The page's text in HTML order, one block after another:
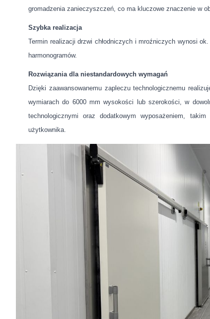
gromadzenia zanieczyszczeń, co ma kluczowe znaczenie w
Szybka realizacja
Termin realizacji drzwi chłodniczych i mroźniczych wynosi
harmonogramów.
Rozwiązania dla niestandardowych wymagań
Dzięki zaawansowanemu zapleczu technologicznemu
wymiarach do 6000 mm wysokości lub szerokości, w
technologicznymi oraz dodatkowym wyposażeniem,
użytkownika.